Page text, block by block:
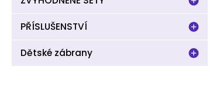
PŘÍSLUŠENSTVÍ
Dětské zábrany